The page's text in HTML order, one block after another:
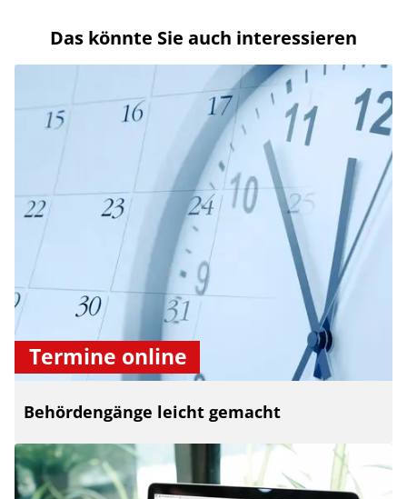
Das könnte Sie auch interessieren
Termine online
Behördengänge leicht gemacht